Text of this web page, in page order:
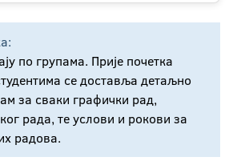
по групама. Прије почетка
се доставља детаљно
за сваки графички рад,
рада, те услови и рокови за
радова.